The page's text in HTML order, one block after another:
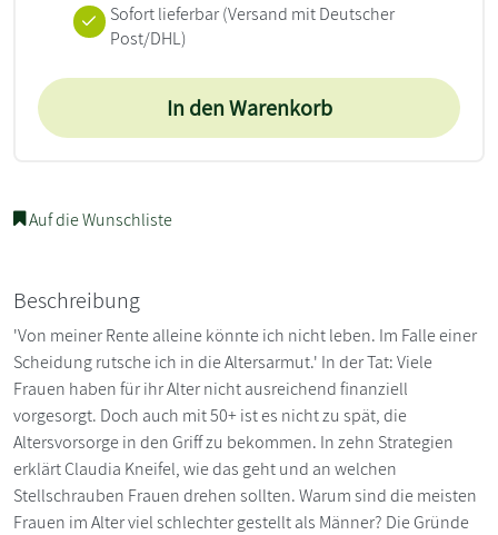
Sofort lieferbar(Versand mit Deutscher
Post/DHL)
In den Warenkorb
Auf die Wunschliste
Beschreibung
'Von meiner Rente alleine könnte ich nicht leben. Im Falle einer
Scheidung rutsche ich in die Altersarmut.' In der Tat: Viele
Frauen haben für ihr Alter nicht ausreichend finanziell
vorgesorgt. Doch auch mit 50+ ist es nicht zu spät, die
Altersvorsorge in den Griff zu bekommen. In zehn Strategien
erklärt Claudia Kneifel, wie das geht und an welchen
Stellschrauben Frauen drehen sollten. Warum sind die meisten
Frauen im Alter viel schlechter gestellt als Männer? Die Gründe